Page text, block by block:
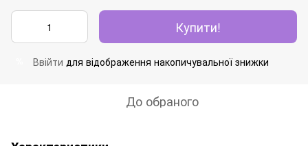
Купити!
Ввійти для відображення накопичувальної знижки
До обраного